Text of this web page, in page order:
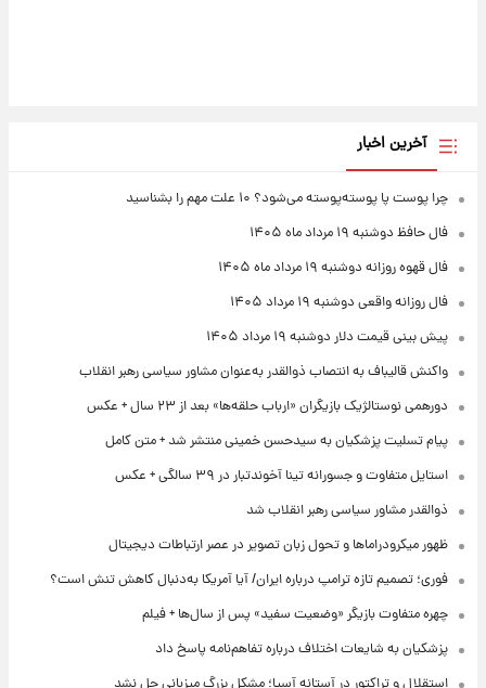
آخرین اخبار
چرا پوست پا پوسته‌پوسته می‌شود؟ ۱۰ علت مهم را بشناسید
فال حافظ دوشنبه ۱۹ مرداد ماه ۱۴۰۵
فال قهوه روزانه دوشنبه ۱۹ مرداد ماه ۱۴۰۵
فال روزانه واقعی دوشنبه ۱۹ مرداد ۱۴۰۵
پیش‌ بینی قیمت دلار دوشنبه ۱۹ مرداد ۱۴۰۵
واکنش قالیباف به انتصاب ذوالقدر به‌عنوان مشاور سیاسی رهبر انقلاب
دورهمی نوستالژیک بازیگران «ارباب حلقه‌ها» بعد از ۲۳ سال + عکس
پیام تسلیت پزشکیان به سیدحسن خمینی منتشر شد + متن کامل
استایل متفاوت و جسورانه تینا آخوندتبار در ۳۹ سالگی + عکس
ذوالقدر مشاور سیاسی رهبر انقلاب شد
ظهور میکرودراماها و تحول زبان تصویر در عصر ارتباطات دیجیتال
فوری؛ تصمیم تازه ترامپ درباره ایران/ آیا آمریکا به‌دنبال کاهش تنش است؟
چهره متفاوت بازیگر «وضعیت سفید» پس از سال‌ها + فیلم
پزشکیان به شایعات اختلاف درباره تفاهم‌نامه پاسخ داد
استقلال و تراکتور در آستانه آسیا؛ مشکل بزرگ میزبانی حل نشد